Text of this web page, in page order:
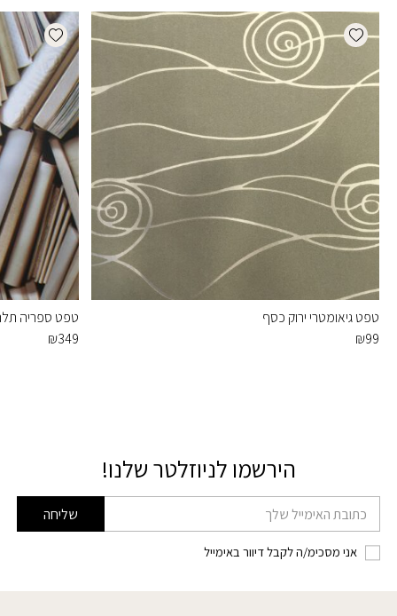
Add wishlist
טפט גיאומטרי ירוק כסף
₪99
wishlist
טפט ספריה
₪349
הירשמו לניוזלטר שלנו!
דוא׳׳ל שליחה
אני מסכימ/ה לקבל דיוור באימייל